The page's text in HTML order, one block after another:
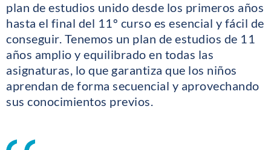
plan de estudios unido desde los primeros años
hasta el final del 11º curso es esencial y fácil de
conseguir. Tenemos un plan de estudios de 11
años amplio y equilibrado en todas las
asignaturas, lo que garantiza que los niños
aprendan de forma secuencial y aprovechando
sus conocimientos previos.